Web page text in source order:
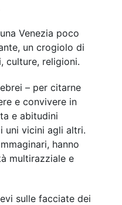
Venezia poco
un crogiolo di
culture, religioni.
– per citarne
e convivere in
e abitudini
uni vicini agli altri.
hanno
multirazziale e
sulle facciate dei